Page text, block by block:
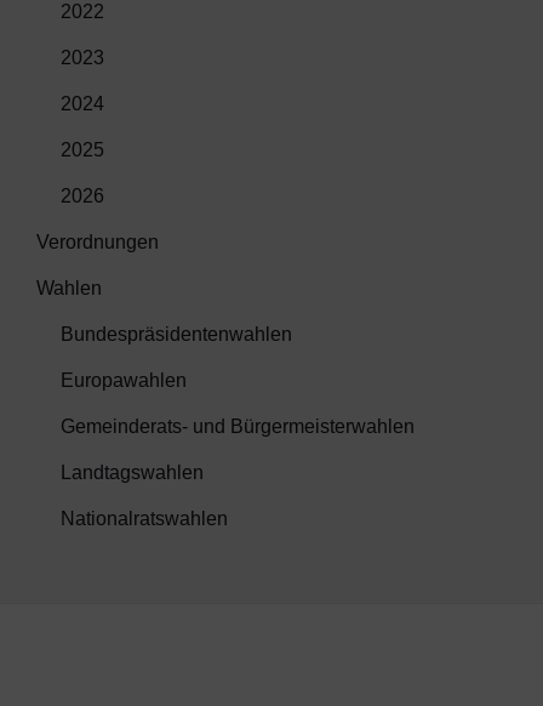
2022
2023
2024
2025
2026
Verordnungen
Wahlen
Bundespräsidentenwahlen
Europawahlen
Gemeinderats- und Bürgermeisterwahlen
Landtagswahlen
Nationalratswahlen